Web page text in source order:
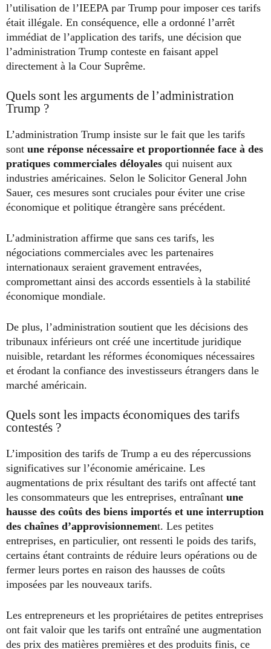
l’utilisation de l’IEEPA par Trump pour imposer ces tarifs
était illégale. En conséquence, elle a ordonné l’arrêt
immédiat de l’application des tarifs, une décision que
l’administration Trump conteste en faisant appel
directement à la Cour Suprême.
Quels sont les arguments de l’administration
Trump ?
L’administration Trump insiste sur le fait que les tarifs
sont une réponse nécessaire et proportionnée face à des
pratiques commerciales déloyales qui nuisent aux
industries américaines. Selon le Solicitor General John
Sauer, ces mesures sont cruciales pour éviter une crise
économique et politique étrangère sans précédent.
L’administration affirme que sans ces tarifs, les
négociations commerciales avec les partenaires
internationaux seraient gravement entravées,
compromettant ainsi des accords essentiels à la stabilité
économique mondiale.
De plus, l’administration soutient que les décisions des
tribunaux inférieurs ont créé une incertitude juridique
nuisible, retardant les réformes économiques nécessaires
et érodant la confiance des investisseurs étrangers dans le
marché américain.
Quels sont les impacts économiques des tarifs
contestés ?
L’imposition des tarifs de Trump a eu des répercussions
significatives sur l’économie américaine. Les
augmentations de prix résultant des tarifs ont affecté tant
les consommateurs que les entreprises, entraînant une
hausse des coûts des biens importés et une interruption
des chaînes d’approvisionnement. Les petites
entreprises, en particulier, ont ressenti le poids des tarifs,
certains étant contraints de réduire leurs opérations ou de
fermer leurs portes en raison des hausses de coûts
imposées par les nouveaux tarifs.
Les entrepreneurs et les propriétaires de petites entreprises
ont fait valoir que les tarifs ont entraîné une augmentation
des prix des matières premières et des produits finis, ce